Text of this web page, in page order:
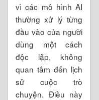
vì các mô hình AI
thường xử lý từng
đầu vào của người
dùng một cách
độc lập, không
quan tâm đến lịch
sử cuộc trò
chuyện. Điều này